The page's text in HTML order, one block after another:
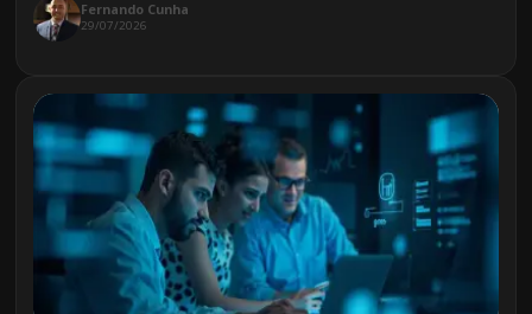
Fernando Cunha
29/07/2026